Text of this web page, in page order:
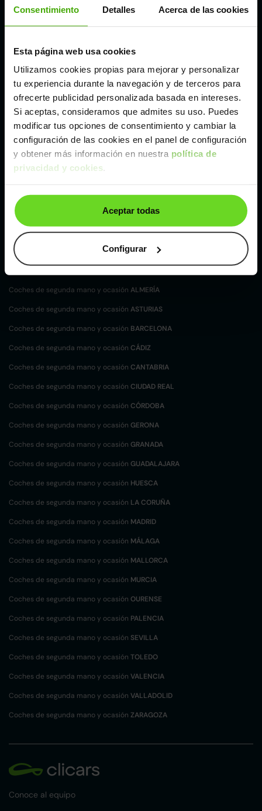
Consentimiento Detalles Acerca de las cookies
Esta página web usa cookies
Utilizamos cookies propias para mejorar y personalizar
tu experiencia durante la navegación y de terceros para
ofrecerte publicidad personalizada basada en intereses.
Si aceptas, consideramos que admites su uso. Puedes
modificar tus opciones de consentimiento y cambiar la
configuración de las cookies en el panel de configuración
y obtener más información en nuestra política de
privacidad y cookies.
Aceptar todas
Configurar
Málaga
Valencia
Zaragoza
Ver Volvo C40 de segunda mano y ocasión
Coches de segunda mano y ocasión por
localización
Coches de segunda mano y ocasiónALBACETE
Coches de segunda mano y ocasión ALMERÍA
Coches de segunda mano y ocasión ASTURIAS
Coches de segunda mano y ocasión BARCELONA
Coches de segunda mano y ocasión CÁDIZ
Coches de segunda mano y ocasión CANTABRIA
Coches de segunda mano y ocasión CIUDAD REAL
Coches de segunda mano y ocasión CÓRDOBA
Coches de segunda mano y ocasión GERONA
Coches de segunda mano y ocasión GRANADA
Coches de segunda mano y ocasión GUADALAJARA
Coches de segunda mano y ocasión HUESCA
Coches de segunda mano y ocasión LA CORUÑA
Coches de segunda mano y ocasión MADRID
Coches de segunda mano y ocasión MÁLAGA
Coches de segunda mano y ocasión MALLORCA
Coches de segunda mano y ocasión MURCIA
Coches de segunda mano y ocasión OURENSE
Coches de segunda mano y ocasión PALENCIA
Coches de segunda mano y ocasión SEVILLA
Coches de segunda mano y ocasión TOLEDO
Coches de segunda mano y ocasión VALENCIA
Coches de segunda mano y ocasión VALLADOLID
Coches de segunda mano y ocasión ZARAGOZA
Conoce al equipo